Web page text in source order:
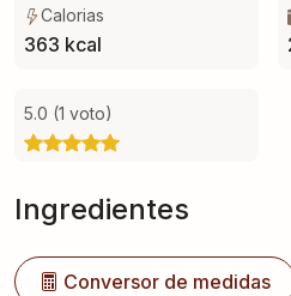
Calorias
363 kcal
5.0 (1 voto)
Ingredientes
Conversor de medidas